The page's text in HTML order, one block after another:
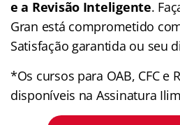
e a Revisão Inteligente.
Gran está comprometido
Satisfação garantida ou seu
*Os cursos para OAB, CFC e
disponíveis na Assinatura